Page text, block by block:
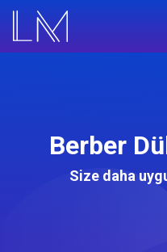
Berber
Size daha